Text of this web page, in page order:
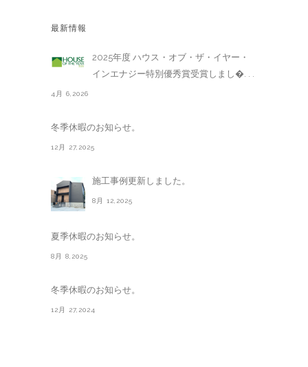
最新情報
2025年度 ハウス・オブ・ザ・イヤー・
インエナジー特別優秀賞受賞しまし�. . .
4月 6,2026
冬季休暇のお知らせ。
12月 27,2025
施工事例更新しました。
8月 12,2025
夏季休暇のお知らせ。
8月 8,2025
冬季休暇のお知らせ。
12月 27,2024